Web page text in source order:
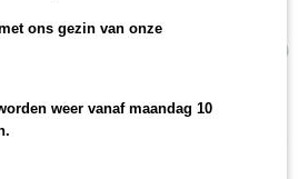
UW WINKELWAGEN
(0)
Limburg
ons gezin van onze
weer vanaf maandag 10